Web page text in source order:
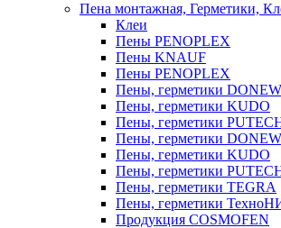
Пена монтажная, Герметики,
Клеи
Пены PENOPLEX
Пены KNAUF
Пены PENOPLEX
Пены, герметики
Пены, герметики KUDO
Пены, герметики
Пены, герметики
Пены, герметики KUDO
Пены, герметики
Пены, герметики TEGRA
Пены, герметики
Продукция COSMOFEN